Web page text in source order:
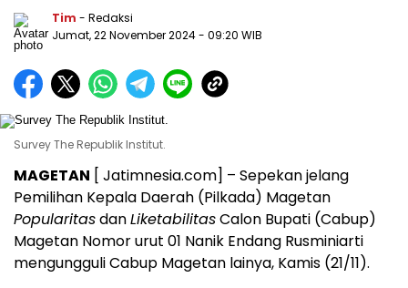
Tim - Redaksi
Jumat, 22 November 2024- 09:20 WIB
Survey The Republik Institut.
MAGETAN [ Jatimnesia.com] – Sepekan jelang
Pemilihan Kepala Daerah (Pilkada) Magetan
PopularitasdanLiketabilitasCalon Bupati (Cabup)
Magetan Nomor urut 01 Nanik Endang Rusminiarti
mengungguli Cabup Magetan lainya, Kamis (21/11).